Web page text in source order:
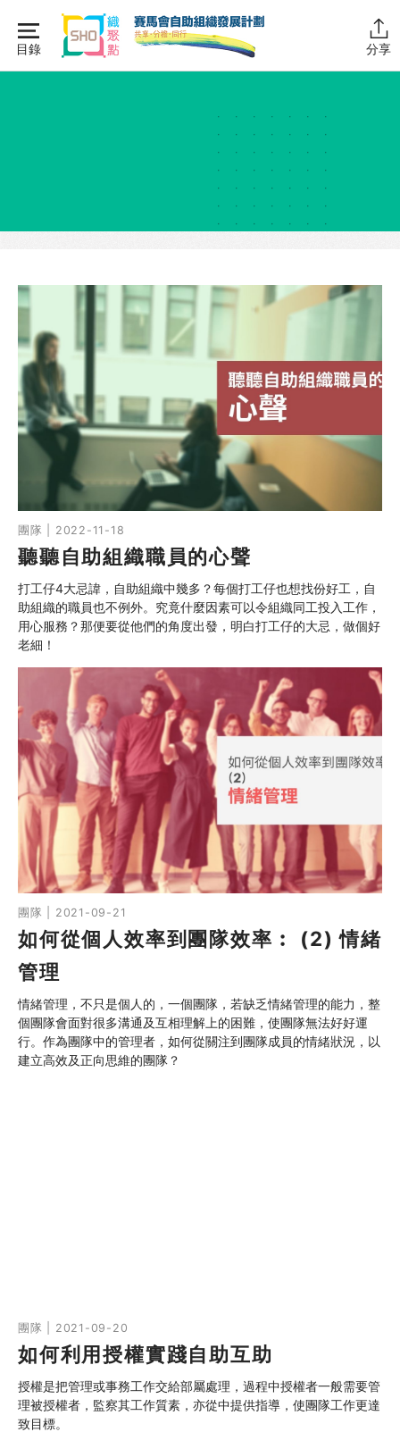
content
目錄 分享
主頁
組織管理
網上自學課程
自助組織訓練學院
同行故事館
同行社區伙伴
搜尋自助組織
SHO專題
關於我們
媒體報導
團隊 | 2022-11-18
聽聽自助組織職員的心聲
打工仔4大忌諱，自助組織中幾多？每個打工仔也想找份好工，自
助組織的職員也不例外。究竟什麼因素可以令組織同工投入工作，
用心服務？那便要從他們的角度出發，明白打工仔的大忌，做個好
老細！
團隊 | 2021-09-21
如何從個人效率到團隊效率︰ (2) 情緒
管理
情緒管理，不只是個人的，一個團隊，若缺乏情緒管理的能力，整
個團隊會面對很多溝通及互相理解上的困難，使團隊無法好好運
行。作為團隊中的管理者，如何從關注到團隊成員的情緒狀況，以
建立高效及正向思維的團隊？
團隊 | 2021-09-20
如何利用授權實踐自助互助
授權是把管理或事務工作交給部屬處理，過程中授權者一般需要管
理被授權者，監察其工作質素，亦從中提供指導，使團隊工作更達
致目標。